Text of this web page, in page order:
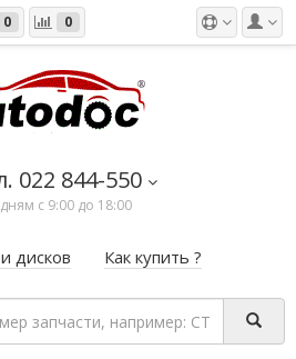
0 0
022 844-550
с 9:00 до 18:00
дисков Как купить ?